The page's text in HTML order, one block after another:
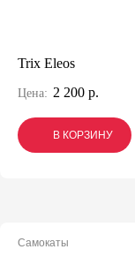
Trix Eleos
Цена: 2 200 р.
В КОРЗИНУ
В КОРЗИНУ
В КОРЗИНУ
Самокаты